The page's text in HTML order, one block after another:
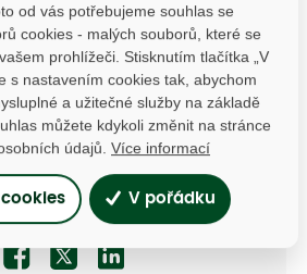
+
−
© Seznam.cz a.s. a další
dotazy?
nás
SDÍLEJTE:
od vás potřebujeme souhlas se
cookies - malých souborů, které se
prohlížeči. Stisknutím tlačítka „V
s nastavením cookies tak, abychom
a užitečné služby na základě
můžete kdykoli změnit na stránce
údajů. Více informací
V pořádku